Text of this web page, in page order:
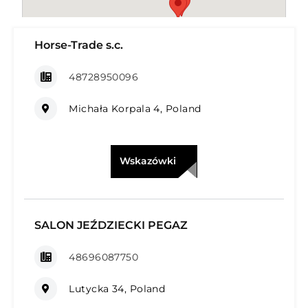
Horse-Trade s.c.
48728950096
Michała Korpala 4, Poland
Wskazówki
SALON JEŹDZIECKI PEGAZ
48696087750
Lutycka 34, Poland